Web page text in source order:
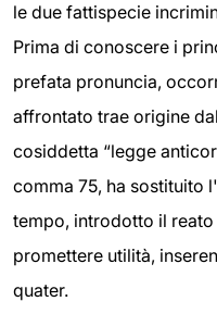
le due fattispecie
Prima di conoscere i
prefata pronuncia,
affrontato trae origine
cosiddetta “legge
comma 75, ha sostituito
tempo, introdotto il
promettere utilità,
quater.